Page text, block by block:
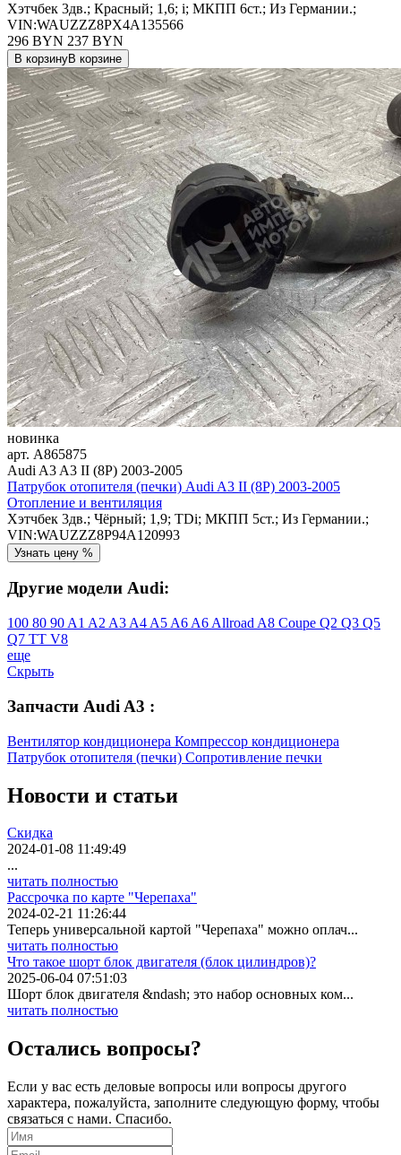
Хэтчбек 3дв.; Красный; 1,6; i; МКПП 6ст.; Из Германии.;
VIN:WAUZZZ8PX4A135566
296 BYN 237 BYN
В корзинуВ корзине
новинка
арт. A865875
Audi A3 A3 II (8P) 2003-2005
Патрубок отопителя (печки) Audi A3 II (8P) 2003-2005
Отопление и вентиляция
Хэтчбек 3дв.; Чёрный; 1,9; TDi; МКПП 5ст.; Из Германии.;
VIN:WAUZZZ8P94A120993
Узнать цену %
Другие модели Audi:
100 80 90 A1 A2 A3 A4 A5 A6 A6 Allroad A8 Coupe Q2 Q3 Q5
Q7 TT V8
еще
Скрыть
Запчасти Audi A3 :
Вентилятор кондиционера Компрессор кондиционера
Патрубок отопителя (печки) Сопротивление печки
Новости и статьи
Скидка
2024-01-08 11:49:49
...
читать полностью
Рассрочка по карте "Черепаха"
2024-02-21 11:26:44
Теперь универсальной картой "Черепаха" можно оплач...
читать полностью
Что такое шорт блок двигателя (блок цилиндров)?
2025-06-04 07:51:03
Шорт блок двигателя &ndash; это набор основных ком...
читать полностью
Остались вопросы?
Если у вас есть деловые вопросы или вопросы другого
характера, пожалуйста, заполните следующую форму, чтобы
связаться с нами. Спасибо.